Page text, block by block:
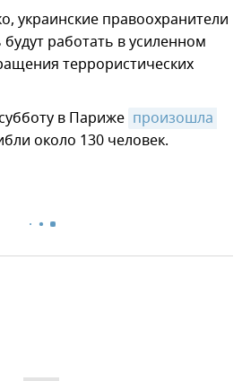
украинские правоохранители
работать в усиленном
террористических
в Париже произошла
около 130 человек.